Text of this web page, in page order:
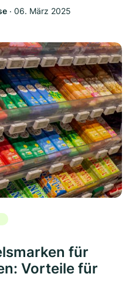
‧ 06. März 2025
für
Vorteile für